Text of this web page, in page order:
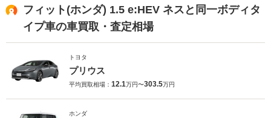
フィット(ホンダ) 1.5 e:HEV ネスと同一ボディタ
イプ車の車買取・査定相場
トヨタ
プリウス
平均買取相場： 12.1万円〜303.5万円
ホンダ